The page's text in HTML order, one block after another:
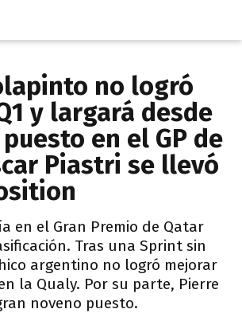
no logró
y largará desde
en el GP de
Piastri se llevó
en el Gran Premio de Qatar
Tras una Sprint sin
argentino no logró mejorar
la Qualy. Por su parte, Pierre
noveno puesto.